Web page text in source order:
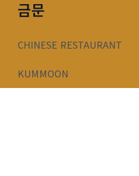
너
금문
CHINESE RESTAURANT
KUMMOON